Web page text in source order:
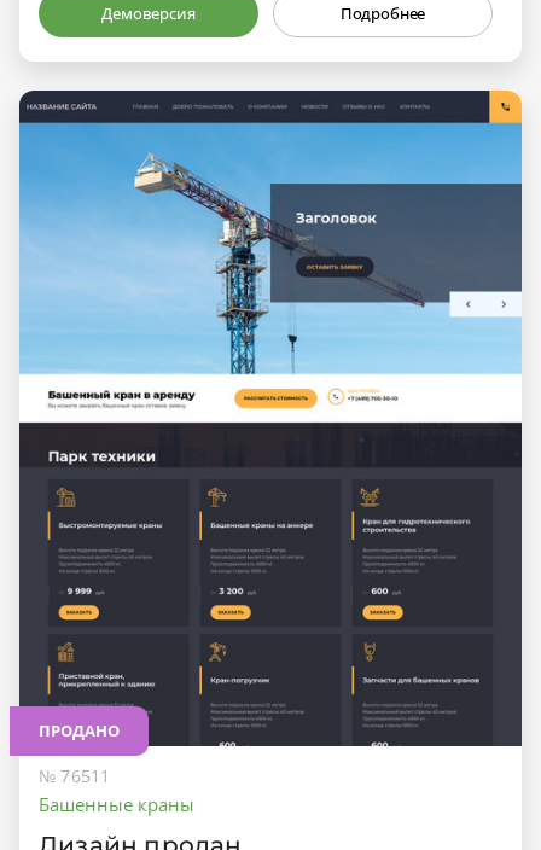
Демоверсия Подробнее
ПРОДАНО
№ 76511
Башенные краны